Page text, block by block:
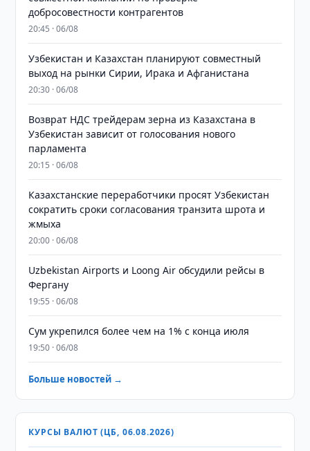
добросовестности контрагентов
20:45 · 06/08
Узбекистан и Казахстан планируют совместный
выход на рынки Сирии, Ирака и Афганистана
20:30 · 06/08
Возврат НДС трейдерам зерна из Казахстана в
Узбекистан зависит от голосования нового
парламента
20:15 · 06/08
Казахстанские переработчики просят Узбекистан
сократить сроки согласования транзита шрота и
жмыха
20:00 · 06/08
Uzbekistan Airports и Loong Air обсудили рейсы в
Фергану
19:55 · 06/08
Сум укрепился более чем на 1% с конца июля
19:50 · 06/08
Больше новостей →
КУРСЫ ВАЛЮТ (ЦБ, 06.08.2026)